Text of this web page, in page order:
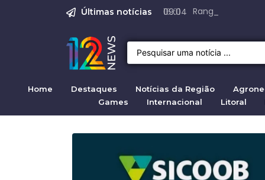
Últimas notícias 09:04 Range Rover
Justiça pela
Justiça para
Justiça pela
Quirno destaca
Home Destaques Notícias da Região
Games
Internacional Litoral